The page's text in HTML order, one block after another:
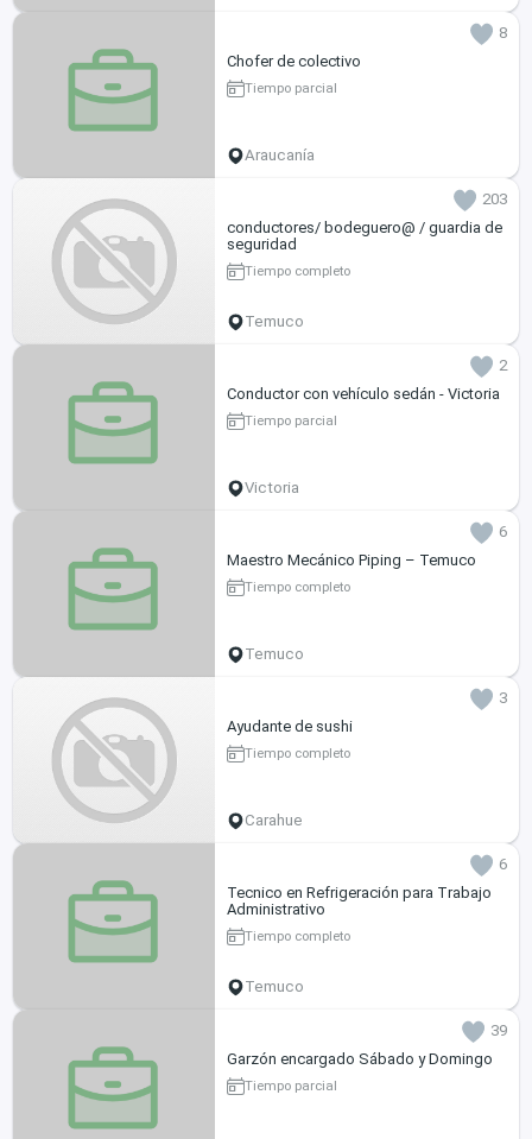
8
Chofer de colectivo
Tiempo parcial
Araucanía
203
conductores/ bodeguero@ / guardia de
seguridad
Tiempo completo
Temuco
2
Conductor con vehículo sedán - Victoria
Tiempo parcial
Victoria
6
Maestro Mecánico Piping – Temuco
Tiempo completo
Temuco
3
Ayudante de sushi
Tiempo completo
Carahue
6
Tecnico en Refrigeración para Trabajo
Administrativo
Tiempo completo
Temuco
39
Garzón encargado Sábado y Domingo
Tiempo parcial